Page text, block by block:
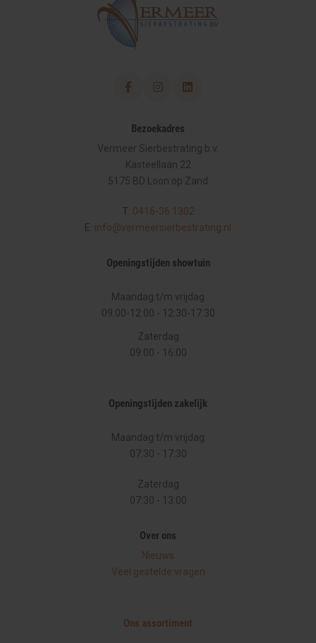
Bezoekadres
Vermeer Sierbestrating b.v.
Kasteellaan 22
5175 BD Loon op Zand
T: 0416-36 1302
E: info@vermeersierbestrating.nl
Openingstijden showtuin
Maandag t/m vrijdag
09:00-12:00 - 12:30-17:30
Zaterdag
09:00 - 16:00
Openingstijden zakelijk
Maandag t/m vrijdag
07:30 - 17:30
Zaterdag
07:30 - 13:00
Over ons
Nieuws
Veel gestelde vragen
Ons assortiment